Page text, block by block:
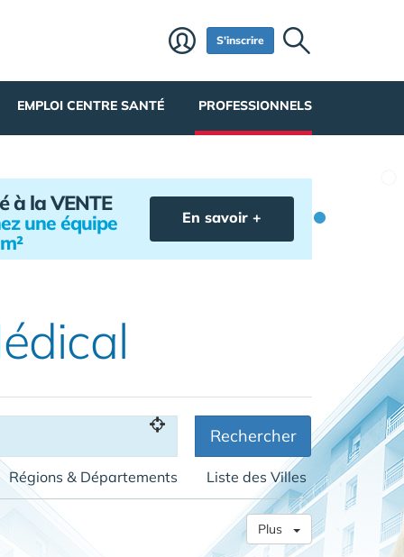
S'inscrire
EMPLOI CENTRE SANTÉ PROFESSIONNELS
à la VENTE
une équipe
En savoir +
Rechercher
Régions & Départements Liste des Villes
Plus